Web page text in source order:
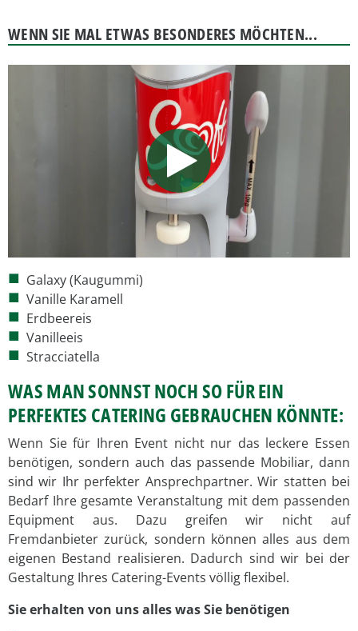
WENN SIE MAL ETWAS BESONDERES MÖCHTEN...
Galaxy (Kaugummi)
Vanille Karamell
Erdbeereis
Vanilleeis
Stracciatella
WAS MAN SONNST NOCH SO FÜR EIN
PERFEKTES CATERING GEBRAUCHEN KÖNNTE:
Wenn Sie für Ihren Event nicht nur das leckere Essen
benötigen, sondern auch das passende Mobiliar, dann
sind wir Ihr perfekter Ansprechpartner. Wir statten bei
Bedarf Ihre gesamte Veranstaltung mit dem passenden
Equipment aus. Dazu greifen wir nicht auf
Fremdanbieter zurück, sondern können alles aus dem
eigenen Bestand realisieren. Dadurch sind wir bei der
Gestaltung Ihres Catering-Events völlig flexibel.
Sie erhalten von uns alles was Sie benötigen